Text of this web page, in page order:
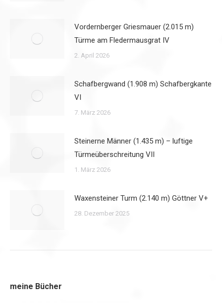
Vordernberger Griesmauer (2.015 m)
Türme am Fledermausgrat IV
2. April 2026
Schafbergwand (1.908 m) Schafbergkante
VI
7. März 2026
Steinerne Männer (1.435 m) – luftige
Türmeüberschreitung VII
1. März 2026
Waxensteiner Turm (2.140 m) Göttner V+
28. Dezember 2025
meine Bücher